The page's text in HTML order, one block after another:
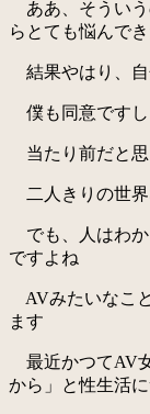
ああ、そういう
らとても悩んで
結果やはり、自
僕も同意ですし
当たり前だと思
二人きりの世界
でも、人はわか
ですよね
AVみたいなこ
ます
最近かつてAV
から」と性生活